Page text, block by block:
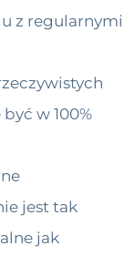
z regularnymi
w 100%
jest tak
jak